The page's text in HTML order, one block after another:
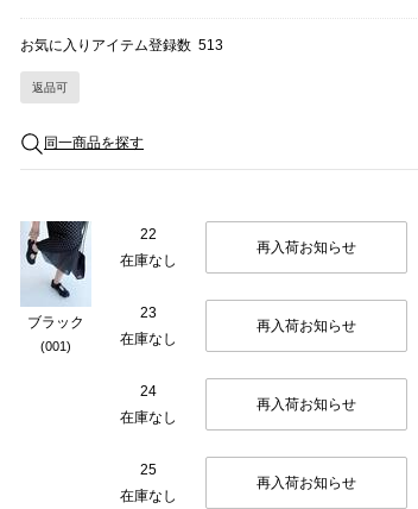
お気に入りアイテム登録数 513
返品可
同一商品を探す
ブラック
(001)
22
在庫なし
再入荷お知らせ
23
在庫なし
再入荷お知らせ
24
在庫なし
再入荷お知らせ
25
在庫なし
再入荷お知らせ